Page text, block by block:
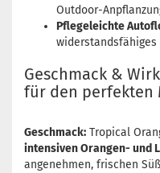
Outdoor-
Pflegeleichte
widerstandsfähiges
Geschmack &
für den perfekten
Geschmack: Tropical
intensiven Orangen- und
angenehmen, frischen